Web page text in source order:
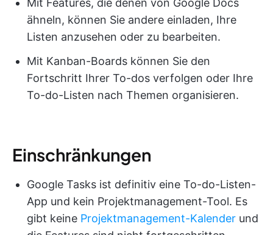
ähneln, können Sie andere einladen, Ihre
Listen anzusehen oder zu bearbeiten.
Mit Kanban-Boards können Sie den
Fortschritt Ihrer To-dos verfolgen oder Ihre
To-do-Listen nach Themen organisieren.
Einschränkungen
Google Tasks ist definitiv eine To-do-Listen-
App und kein Projektmanagement-Tool. Es
gibt keine Projektmanagement-Kalender und